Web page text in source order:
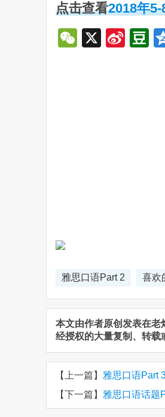
点击查看2018年
WeChat
X
Sina
雅思口语Part 2 喜欢
本文由作者原创发表在老
经授权的大量复制、转载
【上一篇】 雅思口语Part
【下一篇】 雅思口语话题